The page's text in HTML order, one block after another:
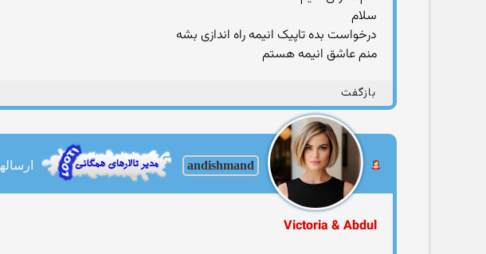
سلام
درخواست بده تاپیک انیمه راه اندازی بشه
منم عاشق انیمه هستم
بازگفت
andishmand ارسالها:
Victoria & Abdul